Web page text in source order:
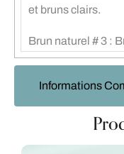
Informations
et bruns clairs.
Brun naturel # 3 :